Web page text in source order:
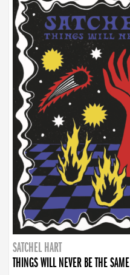
SATCHEL HART
THINGS WILL NEVER BE THE SAME